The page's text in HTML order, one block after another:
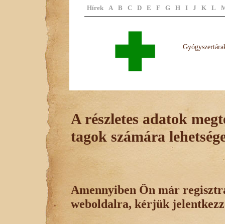
Hírek A B C D E F G H I J K L
A részletes adatok
tagok számára
Amennyiben Ön már
weboldalra, kérjük